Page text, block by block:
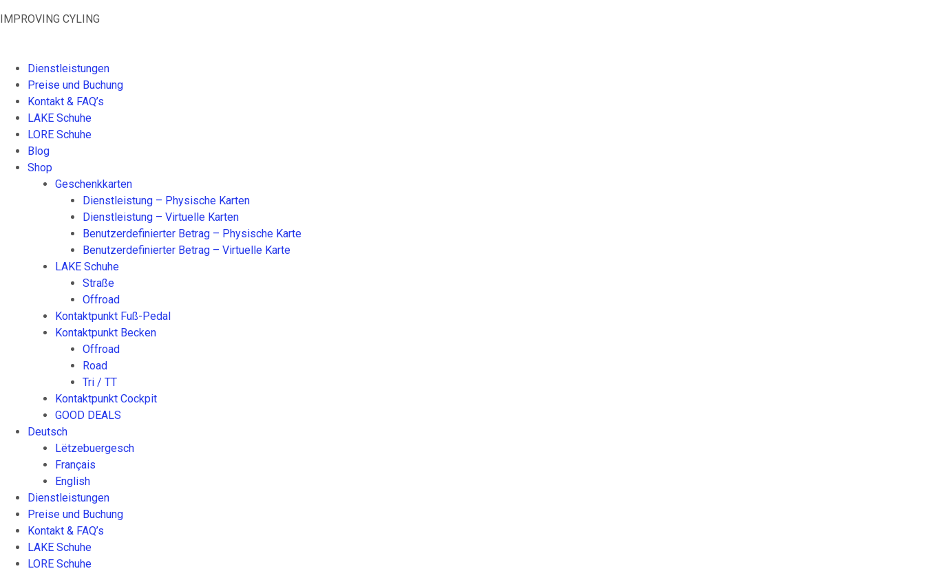
Skip
IMPROVING CYLING
Dienstleistungen
Preise und Buchung
Kontakt & FAQ’s
LAKE Schuhe
LORE Schuhe
Blog
Shop
Geschenkkarten
Dienstleistung – Physische Karten
Dienstleistung – Virtuelle Karten
Benutzerdefinierter Betrag – Physische Karte
Benutzerdefinierter Betrag – Virtuelle Karte
LAKE Schuhe
Straße
Offroad
Kontaktpunkt Fuß-Pedal
Kontaktpunkt Becken
Offroad
Road
Tri / TT
Kontaktpunkt Cockpit
GOOD DEALS
Deutsch
Lëtzebuergesch
Français
English
Dienstleistungen
Preise und Buchung
Kontakt & FAQ’s
LAKE Schuhe
LORE Schuhe